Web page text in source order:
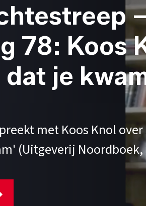
78: Koos
je
met Koos Knol
(Uitgeverij Noordboek,